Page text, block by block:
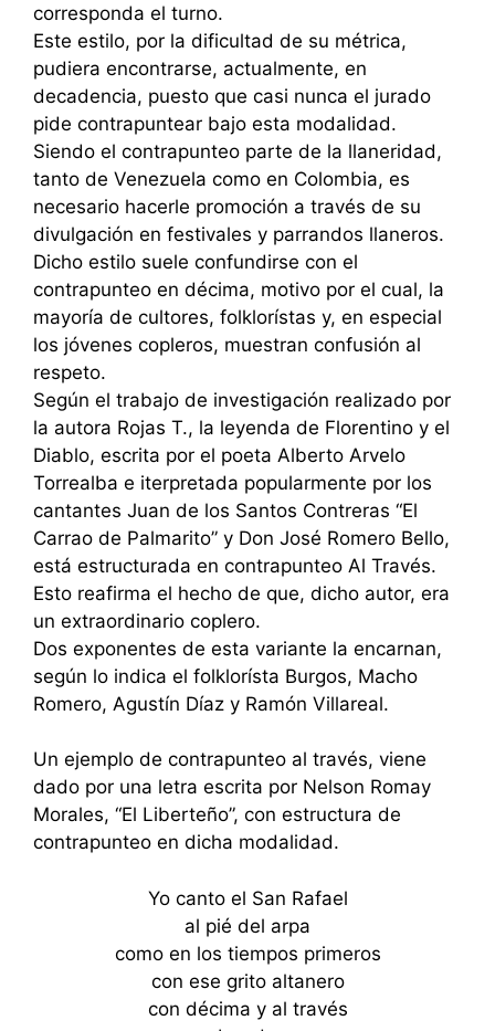
corresponda el turno.
Este estilo, por la dificultad de su métrica,
pudiera encontrarse, actualmente, en
decadencia, puesto que casi nunca el jurado
pide contrapuntear bajo esta modalidad.
Siendo el contrapunteo parte de la llaneridad,
tanto de Venezuela como en Colombia, es
necesario hacerle promoción a través de su
divulgación en festivales y parrandos llaneros.
Dicho estilo suele confundirse con el
contrapunteo en décima, motivo por el cual, la
mayoría de cultores, folklorístas y, en especial
los jóvenes copleros, muestran confusión al
respeto.
Según el trabajo de investigación realizado por
la autora Rojas T., la leyenda de Florentino y el
Diablo, escrita por el poeta Alberto Arvelo
Torrealba e iterpretada popularmente por los
cantantes Juan de los Santos Contreras “El
Carrao de Palmarito” y Don José Romero Bello,
está estructurada en contrapunteo Al Través.
Esto reafirma el hecho de que, dicho autor, era
un extraordinario coplero.
Dos exponentes de esta variante la encarnan,
según lo indica el folklorísta Burgos, Macho
Romero, Agustín Díaz y Ramón Villareal.
Un ejemplo de contrapunteo al través, viene
dado por una letra escrita por Nelson Romay
Morales, “El Liberteño”, con estructura de
contrapunteo en dicha modalidad.
Yo canto el San Rafael
al pié del arpa
como en los tiempos primeros
con ese grito altanero
con décima y al través